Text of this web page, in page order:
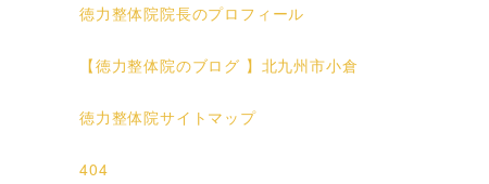
徳力整体院院長のプロフィール
【徳力整体院のブログ 】北九州市小倉
徳力整体院サイトマップ
404